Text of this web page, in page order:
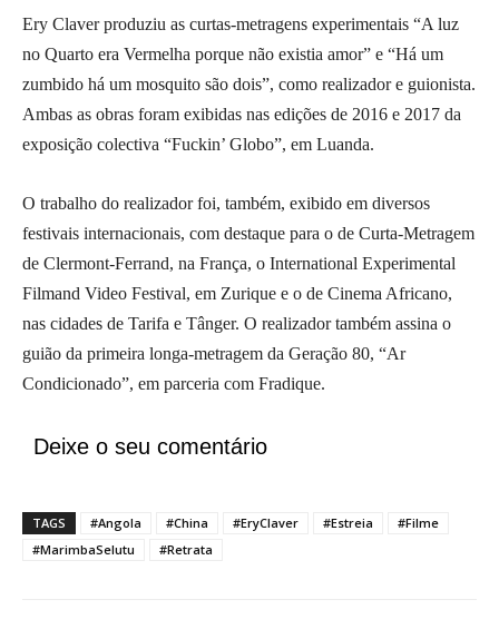
Ery Claver produziu as curtas-metragens experimentais “A luz
no Quarto era Vermelha porque não existia amor” e “Há um
zumbido há um mosquito são dois”, como realizador e guionista.
Ambas as obras foram exibidas nas edições de 2016 e 2017 da
exposição colectiva “Fuckin’ Globo”, em Luanda.
O trabalho do realizador foi, também, exibido em diversos
festivais internacionais, com destaque para o de Curta-Metragem
de Clermont-Ferrand, na França, o International Experimental
Filmand Video Festival, em Zurique e o de Cinema Africano,
nas cidades de Tarifa e Tânger. O realizador também assina o
guião da primeira longa-metragem da Geração 80, “Ar
Condicionado”, em parceria com Fradique.
Deixe o seu comentário
TAGS #Angola #China #EryClaver #Estreia
#Filme
#MarimbaSelutu
#Retrata